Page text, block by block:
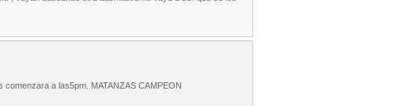
a las5pm. MATANZAS CAMPEON